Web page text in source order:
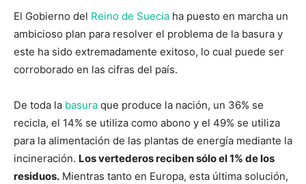
El Gobierno del Reino de Suecia ha puesto en marcha un
ambicioso plan para resolver el problema de la basura y
este ha sido extremadamente exitoso, lo cual puede ser
corroborado en las cifras del país.
De toda la basura que produce la nación, un 36% se
recicla, el 14% se utiliza como abono y el 49% se utiliza
para la alimentación de las plantas de energía mediante la
incineración. Los vertederos reciben sólo el 1% de los
residuos. Mientras tanto en Europa, esta última solución,